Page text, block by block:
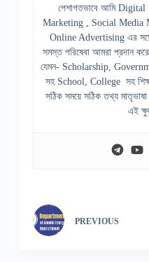
পেশাগতভাবে আমি
Marketing , Social Media
Online Advertising এর
সমস্ত পরিষেবা আমরা প্রদান
যেমন- Scholarship,
সহ School, College সহ
সঠিক সময়ে সঠিক তথ্য মাতৃভাষা
এই
PREVIOUS